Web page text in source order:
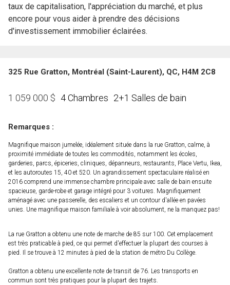
taux de capitalisation, l'appréciation du marché, et plus
encore pour vous aider à prendre des décisions
d'investissement immobilier éclairées.
325 Rue Gratton, Montréal (Saint-Laurent), QC, H4M 2C8
1 059 000 $ 4 Chambres 2+1 Salles de bain
Remarques :
Magnifique maison jumelée, idéalement située dans la rue Gratton, calme, à
proximité immédiate de toutes les commodités, notamment les écoles,
garderies, parcs, épiceries, cliniques, dépanneurs, restaurants, Place Vertu, Ikea,
et les autoroutes 15, 40 et 520. Un agrandissement spectaculaire réalisé en
2016 comprend une immense chambre principale avec salle de bain ensuite
spacieuse, garde-robe et garage intégré pour 3 voitures. Magnifiquement
aménagé avec une passerelle, des escaliers et un contour d'allée en pavées
unies. Une magnifique maison familiale à voir absolument, ne la manquez pas!
La rue Gratton a obtenu une note de marche de 85 sur 100. Cet emplacement
est très praticable à pied, ce qui permet d'effectuer la plupart des courses à
pied. Il se trouve à 12 minutes à pied de la station de métro Du Collège.
Gratton a obtenu une excellente note de transit de 76. Les transports en
commun sont très pratiques pour la plupart des trajets.